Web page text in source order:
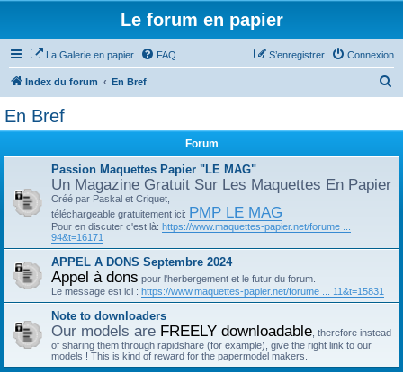
Le forum en papier
La Galerie en papier FAQ Connexion
S’enregistrer
Index du forum En Bref
e
En Bref
Forum
Passion Maquettes Papier "LE MAG"
Un Magazine Gratuit Sur Les Maquettes En Papier
Créé par Paskal et Criquet,
téléchargeable gratuitement ici: PMP LE MAG
Pour en discuter c'est là: https://www.maquettes-papier.net/forume ...
94&t=16171
APPEL A DONS Septembre 2024
Appel à dons pour l'herbergement et le futur du forum.
Le message est ici : https://www.maquettes-papier.net/forume ... 11&t=15831
Note to downloaders
Our models are FREELY downloadable , therefore instead
of sharing them through rapidshare (for example), give the right link to our
models ! This is kind of reward for the papermodel makers.